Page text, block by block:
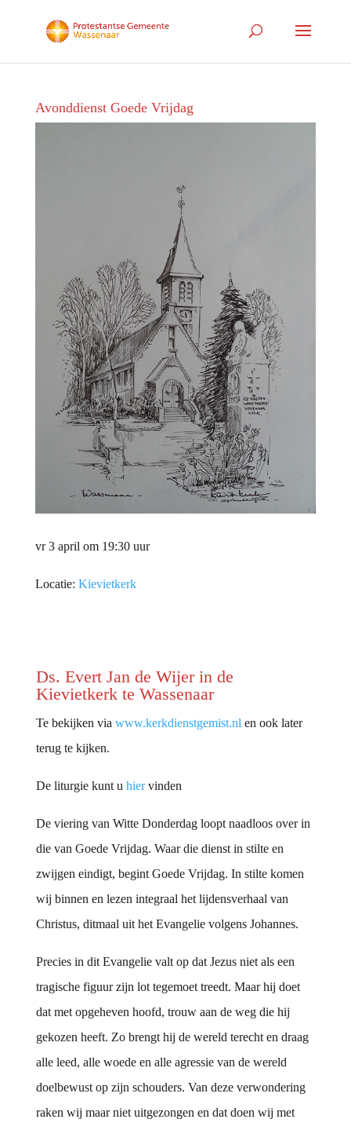
Avonddienst Goede Vrijdag
vr 3 april om 19:30 uur
Locatie: Kievietkerk
Ds. Evert Jan de Wijer in de
Kievietkerk te Wassenaar
Te bekijken via www.kerkdienstgemist.nl en ook later
terug te kijken.
De liturgie kunt u hiervinden
De viering van Witte Donderdag loopt naadloos over in
die van Goede Vrijdag. Waar die dienst in stilte en
zwijgen eindigt, begint Goede Vrijdag. In stilte komen
wij binnen en lezen integraal het lijdensverhaal van
Christus, ditmaal uit het Evangelie volgens Johannes.
Precies in dit Evangelie valt op dat Jezus niet als een
tragische figuur zijn lot tegemoet treedt. Maar hij doet
dat met opgeheven hoofd, trouw aan de weg die hij
gekozen heeft. Zo brengt hij de wereld terecht en draag
alle leed, alle woede en alle agressie van de wereld
doelbewust op zijn schouders. Van deze verwondering
raken wij maar niet uitgezongen en dat doen wij met